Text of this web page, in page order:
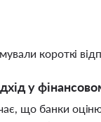
короткі
у
що банки